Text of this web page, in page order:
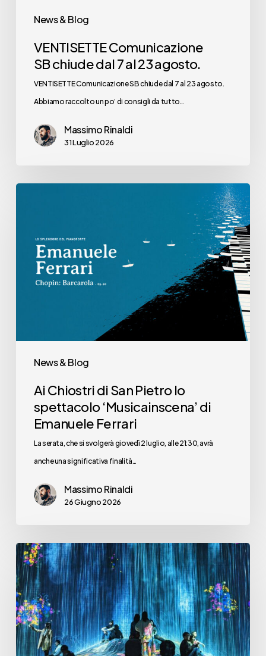
News & Blog
VENTISETTE Comunicazione
SB chiude dal 7 al 23 agosto.
VENTISETTE Comunicazione SB chiude dal 7 al 23 agosto.
Abbiamo raccolto un po’ di consigli da tutto…
Massimo Rinaldi
31 Luglio 2026
News & Blog
Pietro
Ferrari
Ai Chiostri di San Pietro lo
spettacolo ‘Musicainscena’ di
Emanuele Ferrari
La serata, che si svolgerà giovedì 2 luglio, alle 21:30, avrà
anche una significativa finalità…
Massimo Rinaldi
26 Giugno 2026
Ma
ha
ancora
senso
parlare
di